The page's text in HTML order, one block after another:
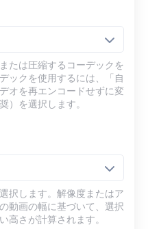
たは圧縮するコーデックを
ックを使用するには、「自
オを再エンコードせずに変
）を選択します。
択します。解像度またはア
動画の幅に基づいて、選択
高さが計算されます。